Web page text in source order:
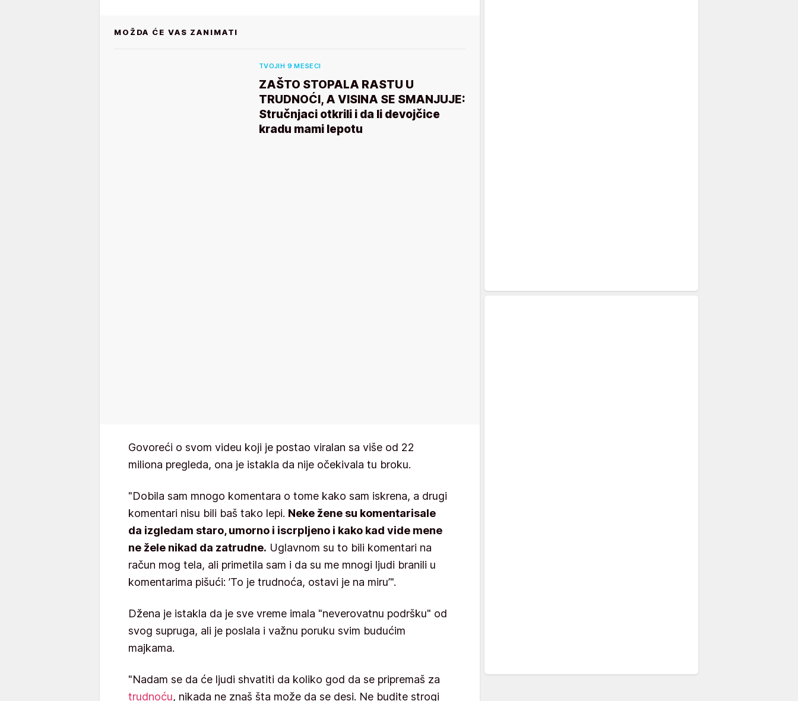
MOŽDA ĆE VAS ZANIMATI
TVOJIH 9 MESECI
ZAŠTO STOPALA RASTU U
TRUDNOĆI, A VISINA SE SMANJUJE:
Stručnjaci otkrili i da li devojčice
kradu mami lepotu
Govoreći o svom videu koji je postao viralan sa više od 22
miliona pregleda, ona je istakla da nije očekivala tu broku.
"Dobila sam mnogo komentara o tome kako sam iskrena, a drugi
komentari nisu bili baš tako lepi. Neke žene su komentarisale
da izgledam staro, umorno i iscrpljeno i kako kad vide mene
ne žele nikad da zatrudne. Uglavnom su to bili komentari na
račun mog tela, ali primetila sam i da su me mnogi ljudi branili u
komentarima pišući: ’To je trudnoća, ostavi je na miru’".
Džena je istakla da je sve vreme imala "neverovatnu podršku" od
svog supruga, ali je poslala i važnu poruku svim budućim
majkama.
"Nadam se da će ljudi shvatiti da koliko god da se pripremaš za
trudnoću, nikada ne znaš šta može da se desi. Ne budite strogi